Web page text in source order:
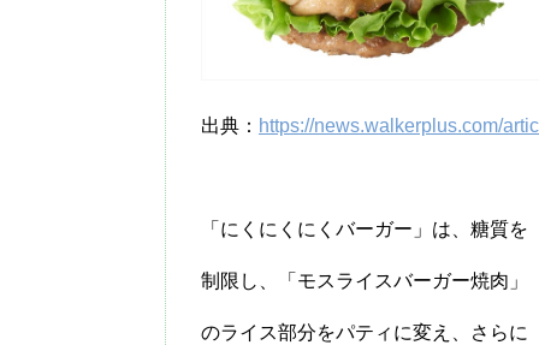
出典： https://news.walkerplus.com/
「にくにくにくバーガー」は、糖質を
制限し、「モスライスバーガー焼肉」
のライス部分をパティに変え、さらに